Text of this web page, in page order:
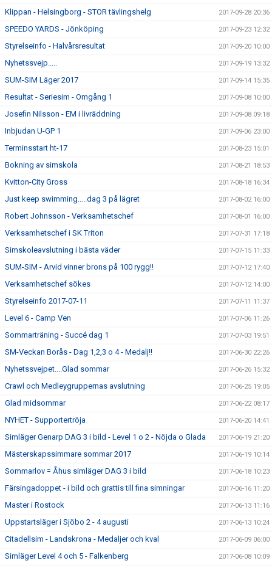
Klippan - Helsingborg - STOR tävlingshelg 2017-09-28 20:36
SPEEDO YARDS - Jönköping 2017-09-23 12:32
Styrelseinfo - Halvårsresultat 2017-09-20 10:00
Nyhetssvejp..... 2017-09-19 13:32
SUM-SIM Läger 2017 2017-09-14 15:35
Resultat - Seriesim - Omgång 1 2017-09-08 10:00
Josefin Nilsson - EM i livräddning 2017-09-08 09:18
Inbjudan U-GP 1 2017-09-06 23:00
Terminsstart ht-17 2017-08-23 15:01
Bokning av simskola 2017-08-21 18:53
Kvitton-City Gross 2017-08-18 16:34
Just keep swimming.....dag 3 på lägret 2017-08-02 16:00
Robert Johnsson - Verksamhetschef 2017-08-01 16:00
Verksamhetschef i SK Triton 2017-07-31 17:18
Simskoleavslutning i bästa väder 2017-07-15 11:33
SUM-SIM - Arvid vinner brons på 100 rygg!! 2017-07-12 17:40
Verksamhetschef sökes 2017-07-12 14:00
Styrelseinfo 2017-07-11 2017-07-11 11:37
Level 6 - Camp Ven 2017-07-06 11:26
Sommarträning - Succé dag 1 2017-07-03 19:51
SM-Veckan Borås - Dag 1,2,3 o 4 - Medalj!! 2017-06-30 22:26
Nyhetssvejpet....Glad sommar 2017-06-26 15:32
Crawl och Medleygruppernas avslutning 2017-06-25 19:05
Glad midsommar 2017-06-22 08:17
NYHET - Supportertröja 2017-06-20 14:41
Simläger Genarp DAG 3 i bild - Level 1 o 2 - Nöjda o Glada 2017-06-19 21:20
Mästerskapssimmare sommar 2017 2017-06-19 10:14
Sommarlov = Åhus simläger DAG 3 i bild 2017-06-18 10:23
Färsingadoppet - i bild och grattis till fina simningar 2017-06-16 11:20
Master i Rostock 2017-06-13 11:16
Uppstartsläger i Sjöbo 2 - 4 augusti 2017-06-13 10:24
Citadellsim - Landskrona - Medaljer och kval 2017-06-09 06:00
Simläger Level 4 och 5 - Falkenberg 2017-06-08 10:09